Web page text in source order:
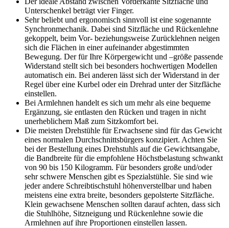
Unterschenkel beträgt vier Finger.
Sehr beliebt und ergonomisch sinnvoll ist eine sogenannte
Synchronmechanik. Dabei sind Sitzfläche und Rückenlehne
gekoppelt, beim Vor- beziehungsweise Zurücklehnen neigen
sich die Flächen in einer aufeinander abgestimmten
Bewegung. Der für Ihre Körpergewicht und –größe passende
Widerstand stellt sich bei besonders hochwertigen Modellen
automatisch ein. Bei anderen lässt sich der Widerstand in der
Regel über eine Kurbel oder ein Drehrad unter der Sitzfläche
einstellen.
Bei Armlehnen handelt es sich um mehr als eine bequeme
Ergänzung, sie entlasten den Rücken und tragen in nicht
unerheblichem Maß zum Sitzkomfort bei.
Die meisten Drehstühle für Erwachsene sind für das Gewicht
eines normalen Durchschnittsbürgers konzipiert. Achten Sie
bei der Bestellung eines Drehstuhls auf die Gewichtsangabe,
die Bandbreite für die empfohlene Höchstbelastung schwankt
von 90 bis 150 Kilogramm. Für besonders große und/oder
sehr schwere Menschen gibt es Spezialstühle. Sie sind wie
jeder andere Schreibtischstuhl höhenverstellbar und haben
meistens eine extra breite, besonders gepolsterte Sitzfläche.
Klein gewachsene Menschen sollten darauf achten, dass sich
die Stuhlhöhe, Sitzneigung und Rückenlehne sowie die
Armlehnen auf ihre Proportionen einstellen lassen.